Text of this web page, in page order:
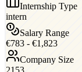
Internship Type
intern
Salary Range
€783 - €1,823
Company Size
2153